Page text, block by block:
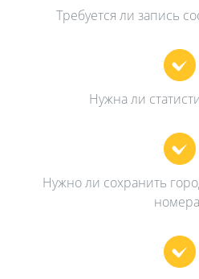
Требуется ли запись
Нужна ли
Нужно ли сохранить